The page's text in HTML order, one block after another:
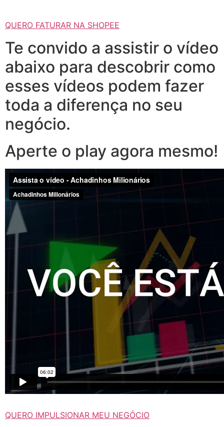
QUERO FATURAR NA SHOPEE
Te convido a assistir o vídeo
abaixo para descobrir como
esses vídeos podem fazer
toda a diferença no seu
negócio.
Aperte o play agora mesmo!
QUERO IMPULSIONAR MEU NEGÓCIO